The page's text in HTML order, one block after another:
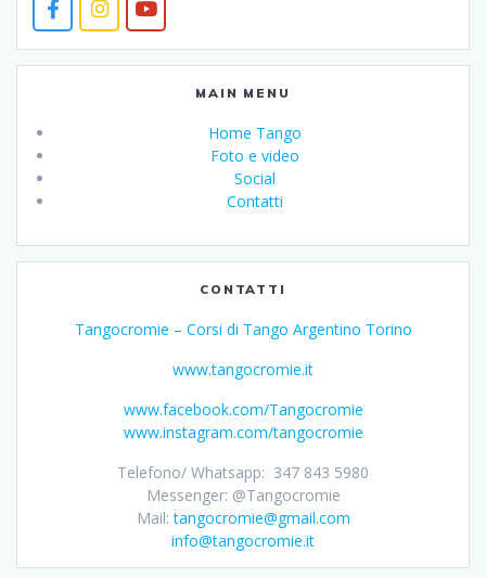
MAIN MENU
Home Tango
Foto e video
Social
Contatti
CONTATTI
Tangocromie – Corsi di Tango Argentino Torino
www.tangocromie.it
www.facebook.com/Tangocromie
www.instagram.com/tangocromie
Telefono/ Whatsapp: 347 843 5980
Messenger: @Tangocromie
Mail:tangocromie@gmail.com
info@tangocromie.it